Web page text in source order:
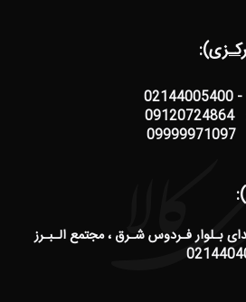
بـلوار فـردوس شـرق ، مجتمع الـبـرز